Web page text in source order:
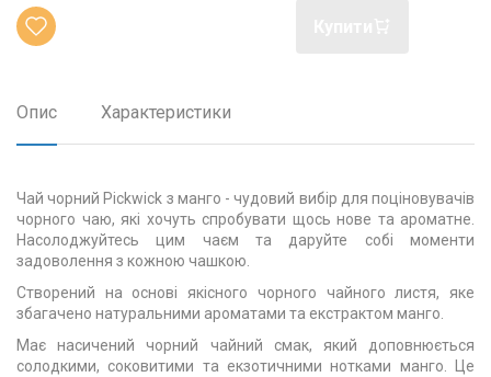
Опис Характеристики
Чай чорний Pickwick з манго - чудовий вибір для поціновувачів
чорного чаю, які хочуть спробувати щось нове та ароматне.
Насолоджуйтесь цим чаєм та даруйте собі моменти
задоволення з кожною чашкою.
Створений на основі якісного чорного чайного листя, яке
збагачено натуральними ароматами та екстрактом манго.
Має насичений чорний чайний смак, який доповнюється
солодкими, соковитими та екзотичними нотками манго. Це